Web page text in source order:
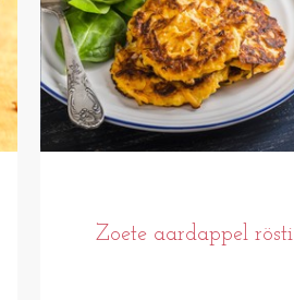
Zoete aardappel rösti